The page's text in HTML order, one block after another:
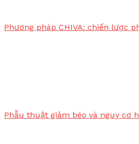
Phương pháp CHIVA: chiến lược
Phẫu thuật giảm béo và nguy cơ